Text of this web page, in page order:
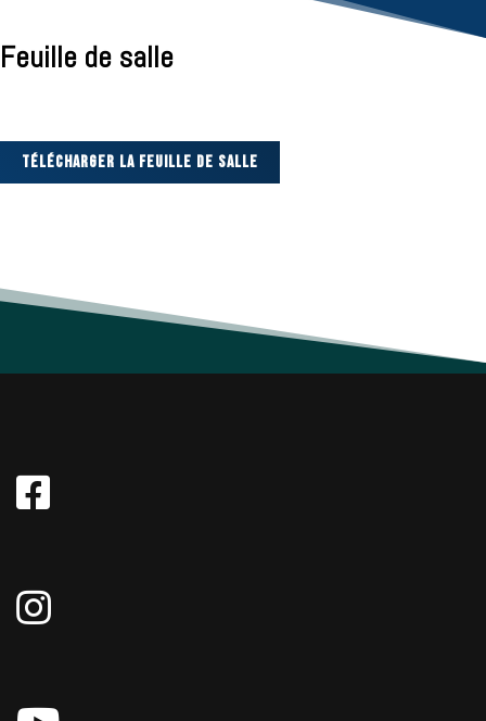
Feuille de salle
Télécharger La Feuille De Salle